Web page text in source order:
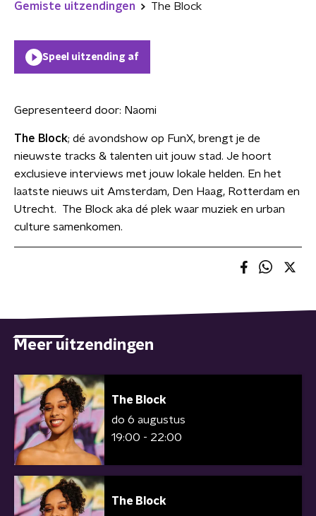
Gemiste uitzendingen The Block
Speel uitzending af
Gepresenteerd door: Naomi
The Block; dé avondshow op FunX, brengt je de
nieuwste tracks & talenten uit jouw stad. Je hoort
exclusieve interviews met jouw lokale helden. En het
laatste nieuws uit Amsterdam, Den Haag, Rotterdam en
Utrecht. The Block aka dé plek waar muziek en urban
culture samenkomen.
Meer uitzendingen
The Block
do 6 augustus
19:00 - 22:00
The Block